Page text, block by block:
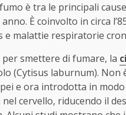
è tra le principali
È coinvolto in circa
malattie respiratorie
per smettere di fumare, la
(Cytisus laburnum). Non
e ora introdotta in
cervello, riducendo il